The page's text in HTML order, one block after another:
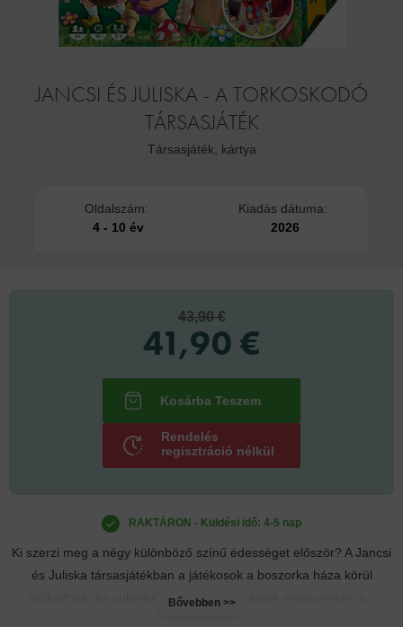
JANCSI ÉS JULISKA - A TORKOSKODÓ
TÁRSASJÁTÉK
Társasjáték, kártya
Oldalszám:
4 - 10 év
Kiadás dátuma:
2026
Ki szerzi meg a négy különböző színű édességet először? A Jancsi
és Juliska társasjátékban a játékosok a boszorka háza körül
ólálkodnak, és cukorkákat, sütiket próbálnak megszerezni a...
Bővebben >>
RAKTÁRON - Küldési idő: 4-5 nap
43,90 €
41,90 €
Rendelés
regisztráció nélkül